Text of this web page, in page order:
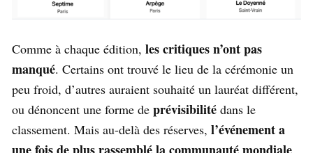
Comme à chaque édition, les critiques n’ont pas
manqué. Certains ont trouvé le lieu de la cérémonie un
peu froid, d’autres auraient souhaité un lauréat différent,
ou dénoncent une forme de prévisibilité dans le
classement. Mais au-delà des réserves, l’événement a
une fois de plus rassemblé la communauté mondiale,